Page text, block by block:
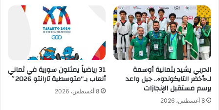
م
ن
1
0
0
ت
ر
ع
يً
ا
ب
ن
ا
ي
ا
ل
الحربي يشيد بثمانية أوسمة
لـ«أخضر التايكوندو».. جيل واعد
يرسم مستقبل الإنجازات
8 أغسطس، 2026
31 رياضياً يمثلون سورية في ثماني
ألعاب بـ”متوسطية تارانتو 2026″
8 أغسطس، 2026